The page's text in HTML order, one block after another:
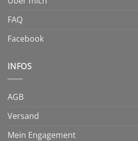
FAQ
Facebook
INFOS
AGB
Versand
Mein Engagement